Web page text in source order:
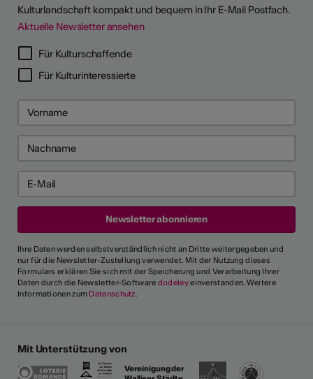
Kulturlandschaft kompakt und bequem in Ihr E-Mail Postfach.
Aktuelle Newsletter ansehen
Für Kulturschaffende
Für Kulturinteressierte
Ihre Daten werden selbstverständlich nicht an Dritte weitergegeben und
nur für die Newsletter-Zustellung verwendet. Mit der Nutzung dieses
Formulars erklären Sie sich mit der Speicherung und Verarbeitung Ihrer
Daten durch die Newsletter-Software dodeleyeinverstanden. Weitere
Informationen zum Datenschutz.
Mit Unterstützung von
Vereinigung der